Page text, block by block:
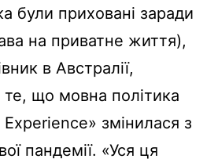
були приховані заради
на приватне життя),
в Австралії,
що мовна політика
змінилася з
пандемії. «Уся ця